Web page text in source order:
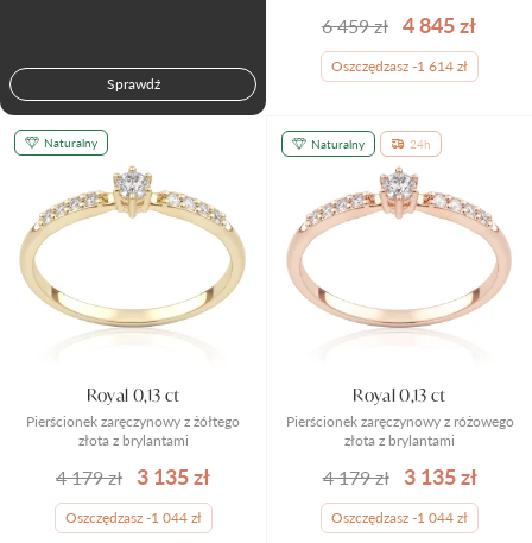
Sprawdź
6 459 zł 4 845 zł
Oszczędzasz -1 614 zł
Naturalny
Pierścionek zaręczynowy z żółtego
złota z brylantami
Royal 0,13 ct
4 179 zł 3 135 zł
Oszczędzasz -1 044 zł
Naturalny 24h
Pierścionek zaręczynowy z różowego
złota z brylantami
Royal 0,13 ct
4 179 zł 3 135 zł
Oszczędzasz -1 044 zł